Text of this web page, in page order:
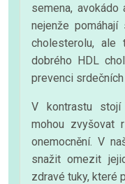
semena,
nejenže
cholesterolu, ale
dobrého HDL
prevenci
V kontrastu stojí
mohou zvyšovat
onemocnění. V
snažit omezit
zdravé tuky, které